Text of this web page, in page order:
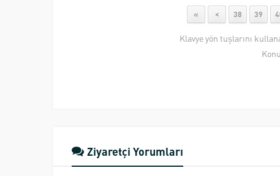
« < 38 39
Klavye yön tuşlarını
Ziyaretçi Yorumları